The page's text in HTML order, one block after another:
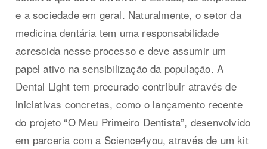
e a sociedade em geral. Naturalmente, o setor da
medicina dentária tem uma responsabilidade
acrescida nesse processo e deve assumir um
papel ativo na sensibilização da população. A
Dental Light tem procurado contribuir através de
iniciativas concretas, como o lançamento recente
do projeto “O Meu Primeiro Dentista”, desenvolvido
em parceria com a Science4you, através de um kit